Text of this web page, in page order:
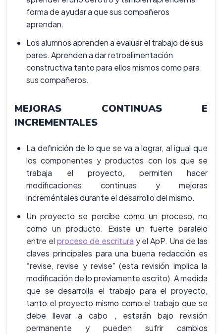
forma de ayudar a que sus compañeros
aprendan.
Los alumnos aprenden a evaluar el trabajo de sus
pares. Aprenden a dar retroalimentación
constructiva tanto para ellos mismos como para
sus compañeros.
MEJORAS CONTINUAS E
INCREMENTALES
La definición de lo que se va a lograr, al igual que
los componentes y productos con los que se
trabaja el proyecto, permiten hacer
modificaciones continuas y mejoras
increméntales durante el desarrollo del mismo.
Un proyecto se percibe como un proceso, no
como un producto. Existe un fuerte paralelo
entre el proceso de escritura y el ApP. Una de las
claves principales para una buena redacción es
“revise, revise y revise" (esta revisión implica la
modificación de lo previamente escrito). A medida
que se desarrolla el trabajo para el proyecto,
tanto el proyecto mismo como el trabajo que se
debe llevar a cabo , estarán bajo revisión
permanente y pueden sufrir cambios